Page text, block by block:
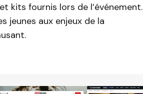
kits fournis lors de l’événement.
jeunes aux enjeux de la